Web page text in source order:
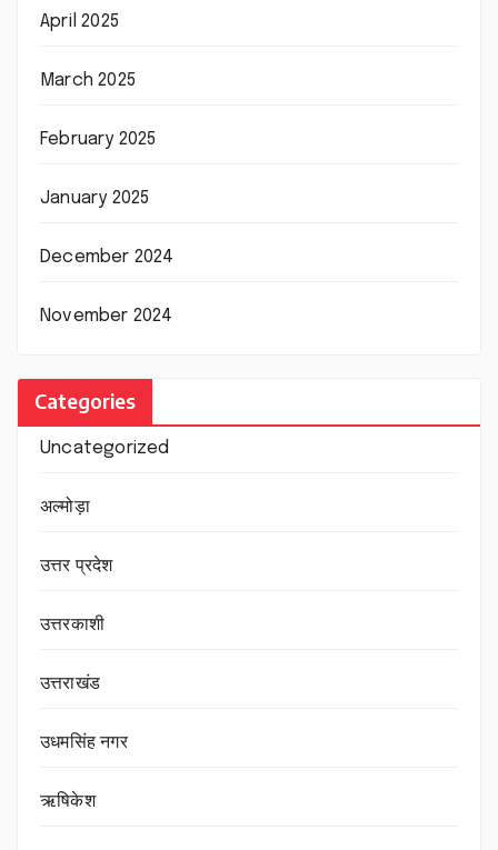
April 2025
March 2025
February 2025
January 2025
December 2024
November 2024
Categories
Uncategorized
अल्मोड़ा
उत्तर प्रदेश
उत्तरकाशी
उत्तराखंड
उधमसिंह नगर
ऋषिकेश